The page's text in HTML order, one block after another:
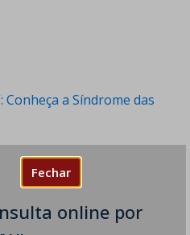
Fechar
online por
Conheça a Síndrome das
Desconfiar de uma